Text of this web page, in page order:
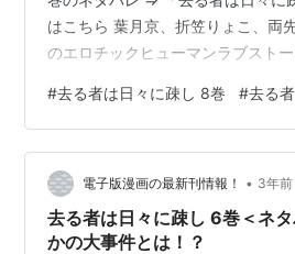
はこちら 葉月京、折笠りょこ、両
のエロチックヒューマンラブスト
なりましたね！！！ 嫉妬心を感じ
動き始める（！？）3人の関係は一
紅が帰宅すると、そこに待ち構え
は・・・・・・ 新しいパソコンを
いる未来で！？ そのパソコンを使
の腕を上げようと、とりあえずは自
#去る者は日々に疎し 8巻 #去る
電子版漫画の最新刊情報！ • 3年前
去る者は日々に疎し 6巻＜ネ
かの大事件とは！？